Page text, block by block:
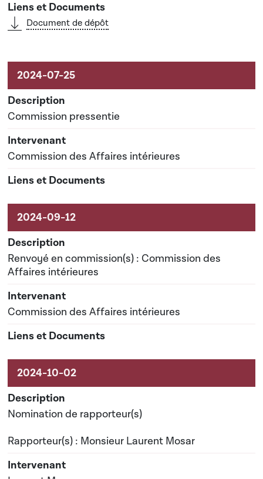
Document de dépôt
Commission pressentie
Commission des Affaires intérieures
Renvoyé en commission(s) : Commission des
Affaires intérieures
Commission des Affaires intérieures
Nomination de rapporteur(s)
Rapporteur(s) : Monsieur Laurent Mosar